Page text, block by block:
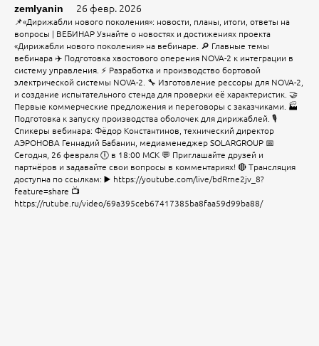
zemlyanin 26 февр. 2026
📌«Дирижабли нового поколения»: новости, планы, итоги, ответы на
вопросы | ВЕБИНАР Узнайте о новостях и достижениях проекта
«Дирижабли нового поколения» на вебинаре. 🔎 Главные темы
вебинара ✈️ Подготовка хвостового оперения NOVA-2 к интеграции в
систему управления. ⚡ Разработка и производство бортовой
электрической системы NOVA-2. 🔧 Изготовление рессоры для NOVA-2,
и создание испытательного стенда для проверки её характеристик. 🤝
Первые коммерческие предложения и переговоры с заказчиками. 🏭
Подготовка к запуску производства оболочек для дирижаблей. 🎙
Спикеры вебинара: Фёдор Константинов, технический директор
АЭРОНОВА Геннадий Бабанин, медиаменеджер SOLARGROUP 📅
Сегодня, 26 февраля 🕕 в 18:00 МСК 💬 Приглашайте друзей и
партнёров и задавайте свои вопросы в комментариях! 🔴 Трансляция
доступна по ссылкам: ▶️ https://youtube.com/live/bdRrne2jv_8?
feature=share 📺
https://rutube.ru/video/69a395ceb67417385ba8faa59d99ba88/